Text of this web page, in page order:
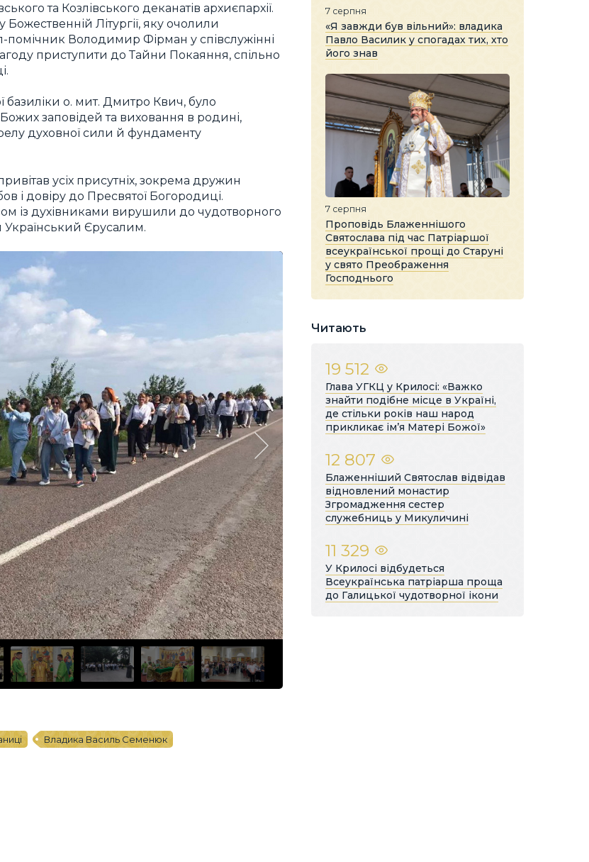
та Козлівського деканатів архиєпархії.
Літургії, яку очолили
Володимир Фірман у співслужінні
приступити до Тайни Покаяння, спільно
базиліки о. мит. Дмитро Квич, було
заповідей та виховання в родині,
духовної сили й фундаменту
усіх присутніх, зокрема дружин
і довіру до Пресвятої Богородиці.
із духівниками вирушили до чудотворного
Український Єрусалим.
Владика Василь Семенюк
7 серпня
«Я завжди був вільний»: владика
Павло Василик у спогадах тих, хто
його знав
7 серпня
Проповідь Блаженнішого
Святослава під час Патріаршої
всеукраїнської прощі до Старуні
у свято Преображення
Господнього
Читають
19 512
Глава УГКЦ у Крилосі: «Важко
знайти подібне місце в Україні,
де стільки років наш народ
прикликає ім’я Матері Божої»
12 807
Блаженніший Святослав відвідав
відновлений монастир
Згромадження сестер
служебниць у Микуличині
11 329
У Крилосі відбудеться
Всеукраїнська патріарша проща
до Галицької чудотворної ікони